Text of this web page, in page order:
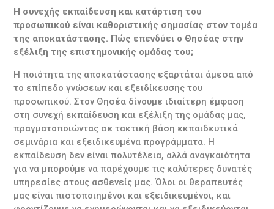
Η συνεχής εκπαίδευση και κατάρτιση του
προσωπικού είναι καθοριστικής σημασίας στον τομέα
της αποκατάστασης. Πώς επενδύει ο Θησέας στην
εξέλιξη της επιστημονικής ομάδας του;
Η ποιότητα της αποκατάστασης εξαρτάται άμεσα από
το επίπεδο γνώσεων και εξειδίκευσης του
προσωπικού. Στον Θησέα δίνουμε ιδιαίτερη έμφαση
στη συνεχή εκπαίδευση και εξέλιξη της ομάδας μας,
πραγματοποιώντας σε τακτική βάση εκπαιδευτικά
σεμινάρια και εξειδικευμένα προγράμματα. Η
εκπαίδευση δεν είναι πολυτέλεια, αλλά αναγκαιότητα
για να μπορούμε να παρέχουμε τις καλύτερες δυνατές
υπηρεσίες στους ασθενείς μας. Όλοι οι θεραπευτές
μας είναι πιστοποιημένοι και εξειδικευμένοι, και